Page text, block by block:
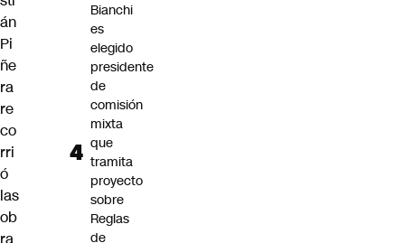
án
Pi
ñe
ra
re
co
rri
ó
las
ob
ra
Bianchi
es
elegido
presidente
de
comisión
mixta
que
tramita
proyecto
sobre
Reglas
de